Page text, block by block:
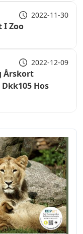
2022-11-30
I Zoo
2022-12-09
Årskort
Hos